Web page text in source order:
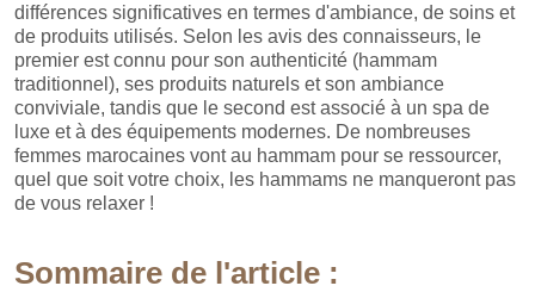
différences significatives en termes d'ambiance, de soins et
de produits utilisés. Selon les avis des connaisseurs, le
premier est connu pour son authenticité (hammam
traditionnel), ses produits naturels et son ambiance
conviviale, tandis que le second est associé à un spa de
luxe et à des équipements modernes. De nombreuses
femmes marocaines vont au hammam pour se ressourcer,
quel que soit votre choix, les hammams ne manqueront pas
de vous relaxer !
Sommaire de l'article :